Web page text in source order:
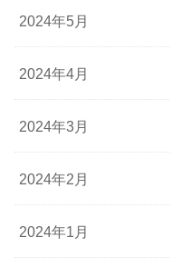
2024年5月
2024年4月
2024年3月
2024年2月
2024年1月